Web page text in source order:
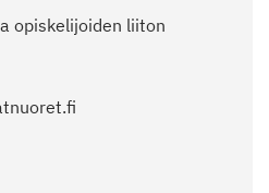
opiskelijoiden liiton